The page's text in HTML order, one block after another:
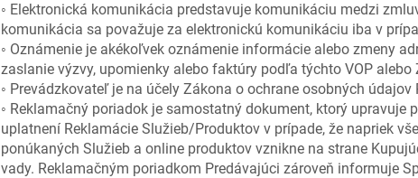
◦ Elektronická komunikácia predstavuje komunikáciu medzi
komunikácia sa považuje za elektronickú komunikáciu iba v
◦ Oznámenie je akékoľvek oznámenie informácie alebo zmeny
zaslanie výzvy, upomienky alebo faktúry podľa týchto VOP
◦ Prevádzkovateľ je na účely Zákona o ochrane osobných údajov
◦ Reklamačný poriadok je samostatný dokument, ktorý
uplatnení Reklamácie Služieb/Produktov v prípade, že napriek
ponúkaných Služieb a online produktov vznikne na strane
vady. Reklamačným poriadkom Predávajúci zároveň informuje